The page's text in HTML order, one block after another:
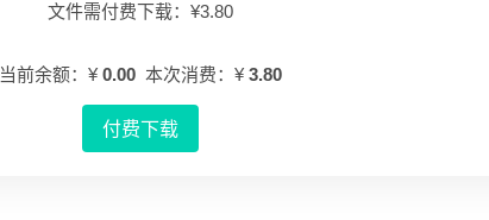
文件需付费下载：¥3.80
当前余额：¥ 0.00 本次消费：¥ 3.80
付费下载